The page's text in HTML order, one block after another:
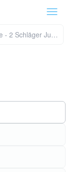
Turnier / Golfclub